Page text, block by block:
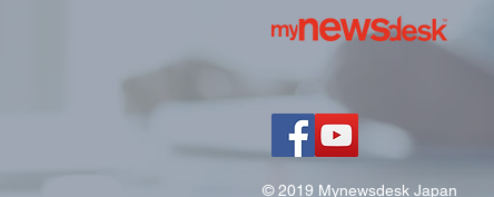
© 2019 Mynewsdesk Japan